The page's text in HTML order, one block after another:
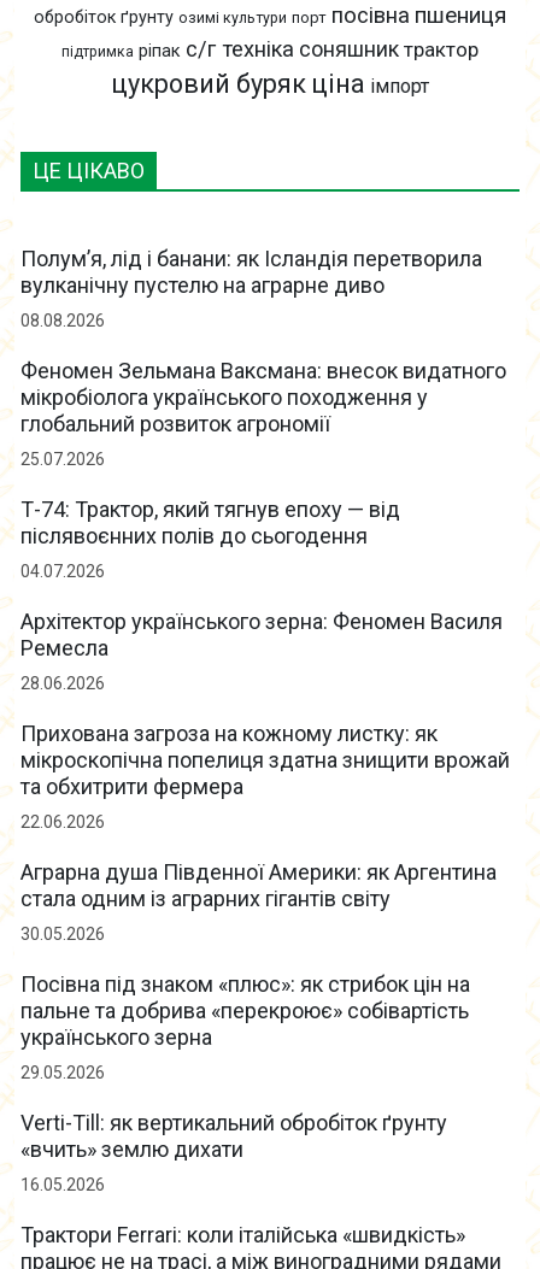
ЦЕ ЦІКАВО
Полум’я, лід і банани: як Ісландія перетворила
вулканічну пустелю на аграрне диво
08.08.2026
Феномен Зельмана Ваксмана: внесок видатного
мікробіолога українського походження у
глобальний розвиток агрономії
25.07.2026
Т-74: Трактор, який тягнув епоху — від
післявоєнних полів до сьогодення
04.07.2026
Архітектор українського зерна: Феномен Василя
Ремесла
28.06.2026
Прихована загроза на кожному листку: як
мікроскопічна попелиця здатна знищити врожай
та обхитрити фермера
22.06.2026
Аграрна душа Південної Америки: як Аргентина
стала одним із аграрних гігантів світу
30.05.2026
Посівна під знаком «плюс»: як стрибок цін на
пальне та добрива «перекроює» собівартість
українського зерна
29.05.2026
Verti-Till: як вертикальний обробіток ґрунту
«вчить» землю дихати
16.05.2026
Трактори Ferrari: коли італійська «швидкість»
працює не на трасі, а між виноградними рядами
обробіток ґрунту озимі культури порт посівна пшениця
підтримка ріпак с/г техніка соняшник трактор
цукровий буряк ціна імпорт